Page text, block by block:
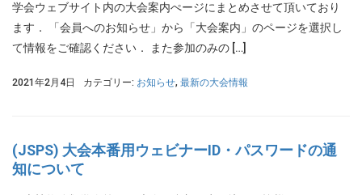
学会ウェブサイト内の大会案内ぺージにまとめさせて頂いており
ます． 「会員へのお知らせ」から「大会案内」のページを選択し
て情報をご確認ください． また参加のみの […]
2021年2月4日 カテゴリー: お知らせ, 最新の大会情報
(JSPS) 大会本番用ウェビナーID・パスワードの通
知について